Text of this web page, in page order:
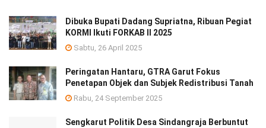
Dibuka Bupati Dadang Supriatna, Ribuan Pegiat
KORMI Ikuti FORKAB II 2025
Sabtu, 26 April 2025
Peringatan Hantaru, GTRA Garut Fokus
Penetapan Objek dan Subjek Redistribusi Tanah
Rabu, 24 September 2025
Sengkarut Politik Desa Sindangraja Berbuntut